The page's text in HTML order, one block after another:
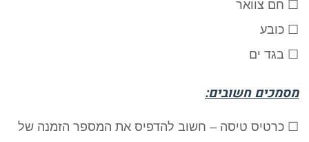
☐ חם צוואר
☐ כובע
☐ בגד ים
מסמכים חשובים:
☐ כרטיס טיסה – חשוב להדפיס את המספר הזמנה של